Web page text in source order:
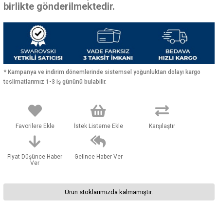
birlikte gönderilmektedir.
* Kampanya ve indirim dönemlerinde sistemsel yoğunluktan dolayı kargo
teslimatlarımız 1-3 iş gününü bulabilir.
Favorilere Ekle İstek Listeme Ekle Karşılaştır
Fiyat Düşünce Haber
Ver
Gelince Haber Ver
Ürün stoklarımızda kalmamıştır.